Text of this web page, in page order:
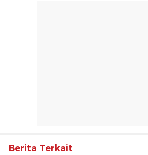
Berita Terkait